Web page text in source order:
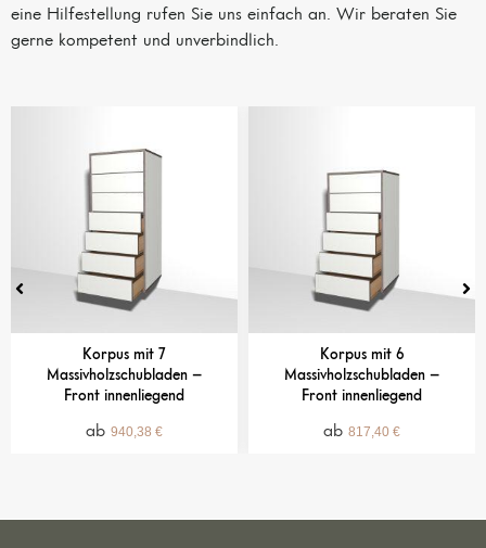
eine Hilfestellung rufen Sie uns einfach an. Wir beraten Sie
gerne kompetent und unverbindlich.
Korpus mit 7
Massivholzschubladen –
Front innenliegend
940,38 €
Korpus mit 6
Massivholzschubladen –
Front innenliegend
817,40 €